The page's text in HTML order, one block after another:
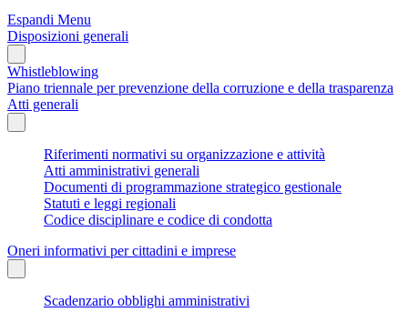
Espandi Menu
Disposizioni generali
Whistleblowing
Piano triennale per prevenzione della corruzione e della trasparenza
Atti generali
Riferimenti normativi su organizzazione e attività
Atti amministrativi generali
Documenti di programmazione strategico gestionale
Statuti e leggi regionali
Codice disciplinare e codice di condotta
Oneri informativi per cittadini e imprese
Scadenzario obblighi amministrativi